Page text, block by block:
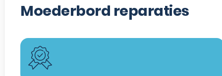
Moederbord reparaties